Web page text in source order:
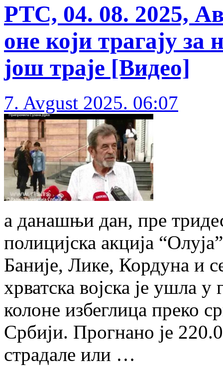
РТС, 04. 08. 2025,
оне који трагају
још траје [Видео]
7. Avgust 2025. 06:07
а данашњи дан, пре
полицијска акција
Баније, Лике, Кордуна и
хрватска војска је ушла
колоне избеглица преко
Србији. Прогнано је
страдале или …